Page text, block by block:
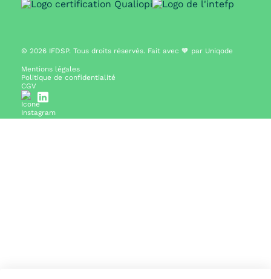
© 2026 IFDSP. Tous droits réservés. Fait avec 🧡 par Uniqode
Mentions légales
Politique de confidentialité
CGV